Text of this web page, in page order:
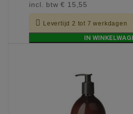
incl. btw€ 15,55
 Levertijd 2 tot 7 werkdagen
IN